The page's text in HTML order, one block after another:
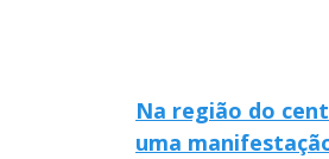
Na região do
uma